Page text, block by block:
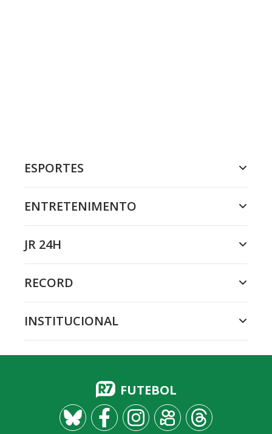
ESPORTES
ENTRETENIMENTO
JR 24H
RECORD
INSTITUCIONAL
FUTEBOL